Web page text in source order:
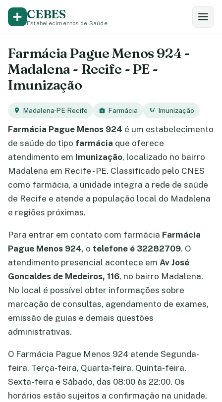
CEBES
Estabelecimentos de Saúde
Farmácia Pague Menos 924 -
Madalena - Recife - PE -
Imunização
Madalena·PE·Recife Farmácia Imunização
Farmácia Pague Menos 924 é um estabelecimento
de saúde do tipo farmácia que oferece
atendimento em Imunização, localizado no bairro
Madalena em Recife - PE. Classificado pelo CNES
como farmácia, a unidade integra a rede de saúde
de Recife e atende a população local do Madalena
e regiões próximas.
Para entrar em contato com farmácia Farmácia
Pague Menos 924, o telefone é 32282709. O
atendimento presencial acontece em Av José
Goncaldes de Medeiros, 116, no bairro Madalena.
No local é possível obter informações sobre
marcação de consultas, agendamento de exames,
emissão de guias e demais questões
administrativas.
O Farmácia Pague Menos 924 atende Segunda-
feira, Terça-feira, Quarta-feira, Quinta-feira,
Sexta-feira e Sábado, das 08:00 às 22:00. Os
horários estão sujeitos a confirmação na unidade,